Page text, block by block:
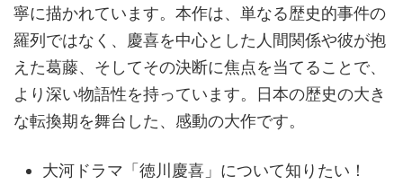
寧に描かれています。本作は、単なる歴史的事件の
羅列ではなく、慶喜を中心とした人間関係や彼が抱
えた葛藤、そしてその決断に焦点を当てることで、
より深い物語性を持っています。日本の歴史の大き
な転換期を舞台した、感動の大作です。
大河ドラマ「徳川慶喜」について知りたい！